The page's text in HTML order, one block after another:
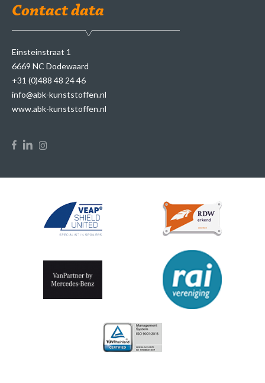
Contact data
Einsteinstraat 1
6669 NC Dodewaard
+31 (0)488 48 24 46
info@abk-kunststoffen.nl
www.abk-kunststoffen.nl